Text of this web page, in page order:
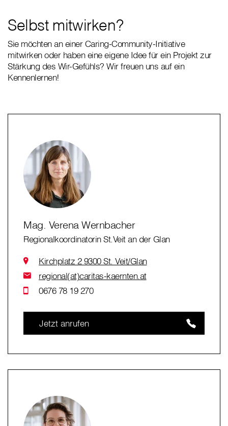
Selbst mitwirken?
Sie möchten an einer Caring-Community-Initiative
mitwirken oder haben eine eigene Idee für ein Projekt zur
Stärkung des Wir-Gefühls? Wir freuen uns auf ein
Kennenlernen!
Mag. Verena Wernbacher
Regionalkoordinatorin St.Veit an der Glan
Kirchplatz 2 9300 St. Veit/Glan
regional(at)caritas-kaernten.at
0676 78 19 270
Jetzt anrufen